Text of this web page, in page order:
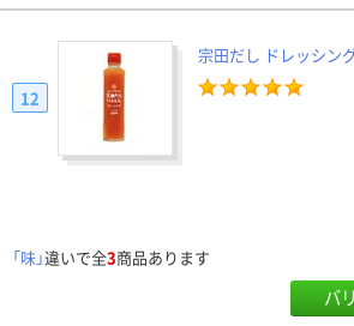
宗田だし ドレッシン
12
「味」違いで全3商品あります
バ